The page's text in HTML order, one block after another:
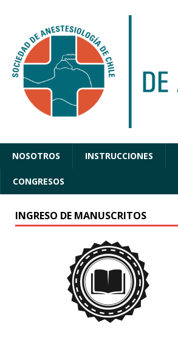
NOSOTROS INSTRUCCIONES
CONGRESOS
INGRESO DE MANUSCRITOS